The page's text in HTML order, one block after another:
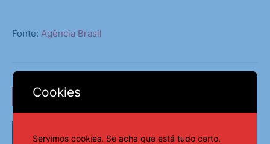
Fonte: Agência Brasil
LEIA TAMBÉM
proteção de crianças na plataforma
Cookies
Servimos cookies. Se acha que está tudo certo,